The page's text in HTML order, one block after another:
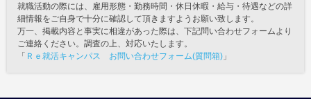
就職活動の際には、雇用形態・勤務時間・休日休暇・給与・待遇などの詳
細情報をご自身で十分に確認して頂きますようお願い致します。
万一、掲載内容と事実に相違があった際は、下記問い合わせフォームより
ご連絡ください。調査の上、対応いたします。
「 Ｒｅ就活キャンパス お問い合わせフォーム(質問箱) 」